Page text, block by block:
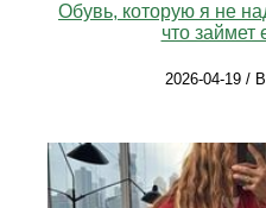
Обувь, которую я не
что займет
2026-04-19 /